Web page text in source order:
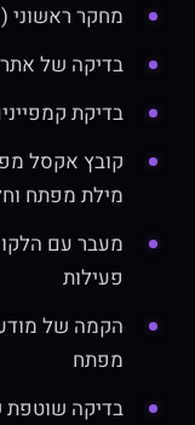
מחקר ראשוני
בדיקה של אתר
בדיקת
קובץ אקסל
מילת מפתח
מעבר עם
פעילות
הקמה של
מפתח
בדיקה שוטפת